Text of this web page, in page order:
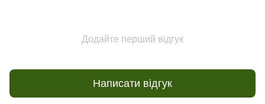
Додайте перший відгук
Написати відгук